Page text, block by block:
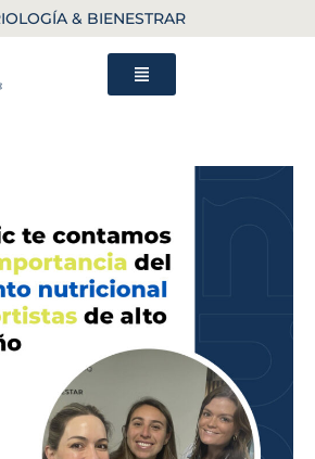
& BIENESTRAR